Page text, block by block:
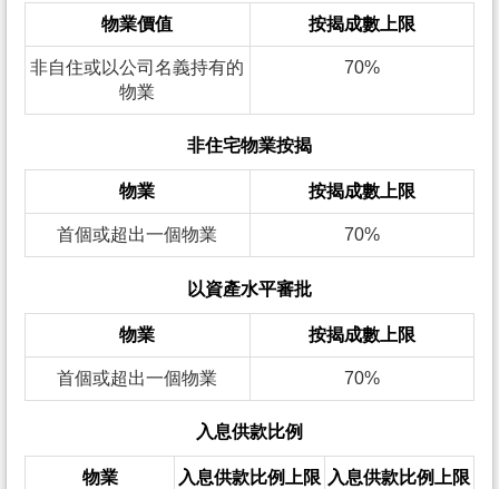
物業價值 按揭成數上限
非自住或以公司名義持有的
物業
70%
非住宅物業按揭
物業 按揭成數上限
首個或超出一個物業 70%
以資產水平審批
物業 按揭成數上限
首個或超出一個物業 70%
入息供款比例
物業
入息供款比例上限 入息供款比例上限